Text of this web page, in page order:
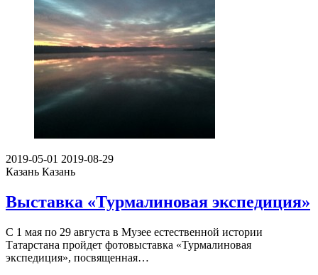
2019-05-01 2019-08-29
Казань Казань
Выставка «Турмалиновая экспедиция»
С 1 мая по 29 августа в Музее естественной истории
Татарстана пройдет фотовыставка «Турмалиновая
экспедиция», посвященная…